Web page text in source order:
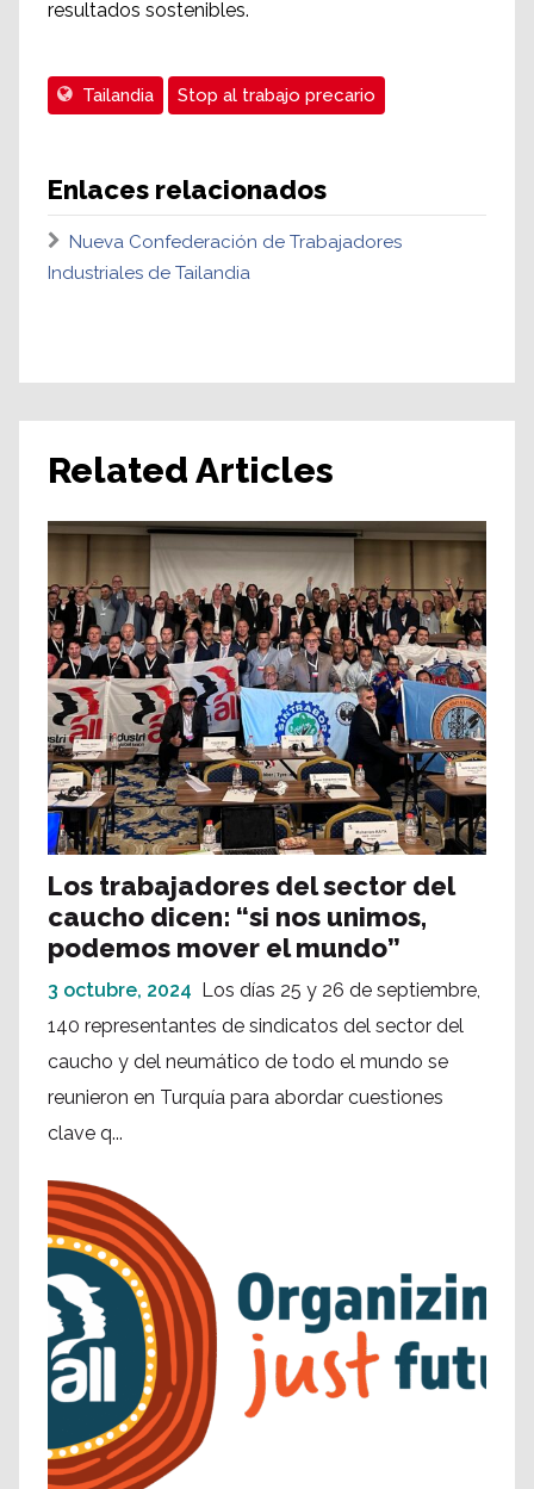
resultados sostenibles.
Tailandia Stop al trabajo precario
Enlaces relacionados
Nueva Confederación de Trabajadores
Industriales de Tailandia
Related Articles
Los trabajadores del sector del
caucho dicen: “si nos unimos,
podemos mover el mundo”
3 octubre, 2024 Los días 25 y 26 de septiembre,
140 representantes de sindicatos del sector del
caucho y del neumático de todo el mundo se
reunieron en Turquía para abordar cuestiones
clave q...